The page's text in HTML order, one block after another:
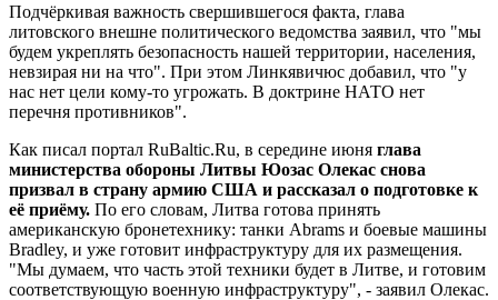
Подчёркивая важность свершившегося факта, глава
литовского внешне политического ведомства заявил, что "мы
будем укреплять безопасность нашей территории, населения,
невзирая ни на что". При этом Линкявичюс добавил, что "у
нас нет цели кому-то угрожать. В доктрине НАТО нет
перечня противников".
Как писал портал RuBaltic.Ru, в середине июня глава
министерства обороны Литвы Юозас Олекас снова
призвал в страну армию США и рассказал о подготовке к
её приёму. По его словам, Литва готова принять
американскую бронетехнику: танки Abrams и боевые машины
Bradley, и уже готовит инфраструктуру для их размещения.
"Мы думаем, что часть этой техники будет в Литве, и готовим
соответствующую военную инфраструктуру", - заявил Олекас.